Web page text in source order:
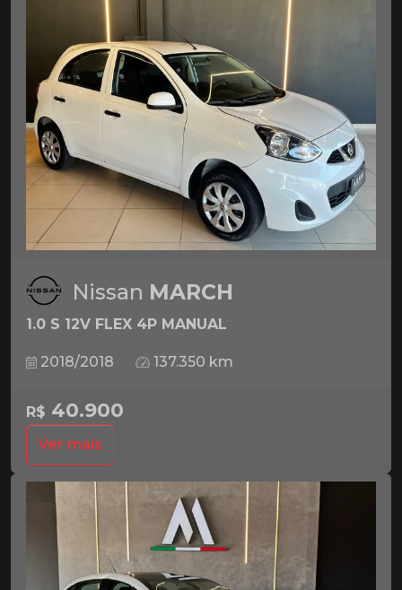
Nissan MARCH
1.0 S 12V FLEX 4P MANUAL
2018/2018 137.350 km
R$ 40.900
Ver mais